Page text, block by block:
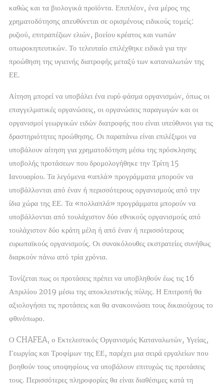
καθώς και τα βιολογικά προϊόντα. Επιπλέον, ένα μέρος της
χρηματοδότησης απευθύνεται σε ορισμένους ειδικούς τομείς:
ρυζιού, επιτραπέζιων ελιών, βοείου κρέατος και νωπών
οπωροκηπευτικών. Το τελευταίο επιλέχθηκε ειδικά για την
προώθηση της υγιεινής διατροφής μεταξύ των καταναλωτών της
ΕΕ.
Αίτηση μπορεί να υποβάλει ένα ευρύ φάσμα οργανισμών, όπως οι
επαγγελματικές οργανώσεις, οι οργανώσεις παραγωγών και οι
οργανισμοί γεωργικών ειδών διατροφής που είναι υπεύθυνοι για τις
δραστηριότητες προώθησης. Οι παραπάνω είναι επιλέξιμοι να
υποβάλουν αίτηση για χρηματοδότηση μέσω της πρόσκλησης
υποβολής προτάσεων που δρομολογήθηκε την Τρίτη 15
Ιανουαρίου. Τα λεγόμενα «απλά» προγράμματα μπορούν να
υποβάλλονται από έναν ή περισσότερους οργανισμούς από την
ίδια χώρα της ΕΕ. Τα «πολλαπλά» προγράμματα μπορούν να
υποβάλλονται από τουλάχιστον δύο εθνικούς οργανισμούς από
τουλάχιστον δύο κράτη μέλη ή από έναν ή περισσότερους
ευρωπαϊκούς οργανισμούς. Οι συνακόλουθες εκστρατείες συνήθως
διαρκούν πάνω από τρία χρόνια.
Τονίζεται πως οι προτάσεις πρέπει να υποβληθούν έως τις 16
Απριλίου 2019 μέσω της αποκλειστικής πύλης. Η Επιτροπή θα
αξιολογήσει τις προτάσεις και θα ανακοινώσει τους δικαιούχους το
φθινόπωρο.
Ο CHAFEA, ο Εκτελεστικός Οργανισμός Καταναλωτών, Υγείας,
Γεωργίας και Τροφίμων της ΕΕ, παρέχει μια σειρά εργαλείων που
βοηθούν τους υποψηφίους να υποβάλουν επιτυχώς τις προτάσεις
τους. Περισσότερες πληροφορίες θα είναι διαθέσιμες κατά τη